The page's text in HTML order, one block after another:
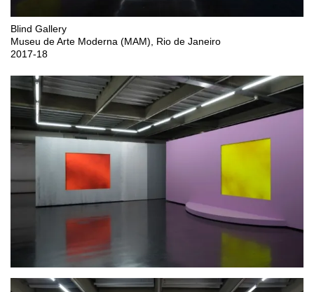
Blind Gallery
Museu de Arte Moderna (MAM), Rio de Janeiro
2017-18